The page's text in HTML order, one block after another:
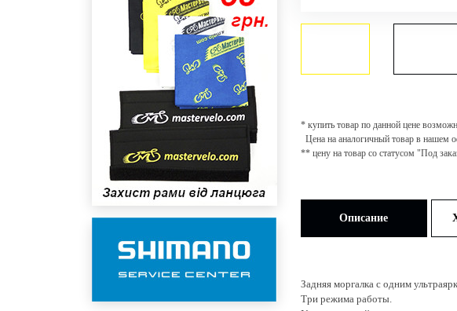
* купить товар по данной цене
Цена на аналогичный товар в нашем
** цену на товар со статусом "Под
Описание
Задняя моргалка с одним
Три режима работы.